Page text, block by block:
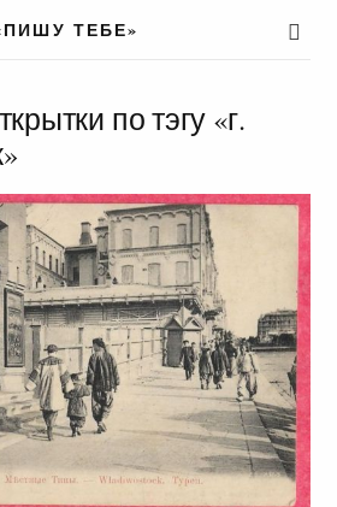
ТЕБЕ»
по тэгу «г.